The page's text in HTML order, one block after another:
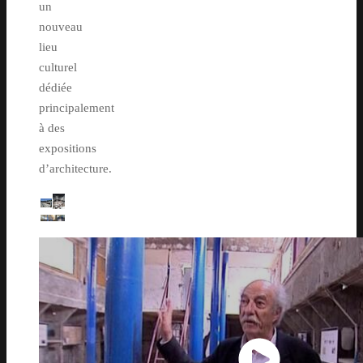
un
nouveau
lieu
culturel
dédiée
principalement
à des
expositions
d’architecture.